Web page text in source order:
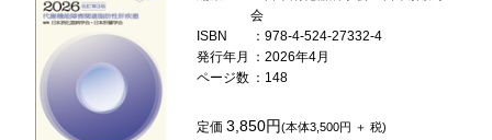
会
ISBN
：978-4-524-27332-4
発行年月
：2026年4月
ページ数 ：148
定価3,850円(本体3,500円 ＋ 税)